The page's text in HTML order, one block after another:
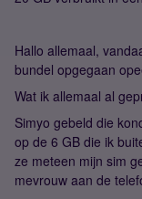
Hallo allemaal,
bundel opgegaan
Wat ik allemaal al
Simyo gebeld die
op de 6 GB die ik
ze meteen mijn sim
mevrouw aan de